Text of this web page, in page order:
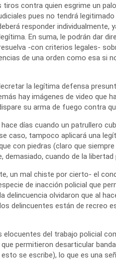
contra quien esgrime un
pues no tendrá
responder individualmente,
En suma, le podrán dar
-con criterios legales-
de una orden como esa si
la legítima defensa
hay imágenes de video que
su arma de fuego contra
días cuando un patrullero
caso, tampoco aplicará una
con piedras (claro que
demasiado, cuando de la
un mal chiste por cierto- el
de inacción policial que
delincuencia olvidaron que al
delincuentes están de recreo
del trabajo policial
permitieron desarticular
se escribe), lo que es una